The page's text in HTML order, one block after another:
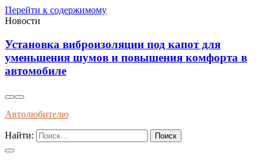
Перейти к содержимому
Новости
под капот для
и повышения комфорта в
Влияние
долговечность
Автолюбителю
Найти: